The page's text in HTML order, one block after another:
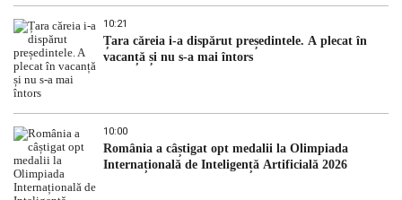
10:21
Țara căreia i-a dispărut președintele. A plecat în
vacanță și nu s-a mai întors
10:00
România a câștigat opt medalii la Olimpiada
Internațională de Inteligență Artificială 2026